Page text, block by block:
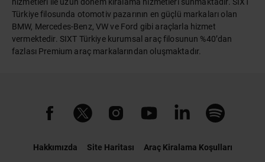
Türkiye filosunda otomotiv pazarının en güçlü markaları olan
BMW, Mercedes-Benz, VW ve Ford gibi araçlarla hizmet
vermektedir. SIXT Türkiye kurumsal araç filosunun %40’dan
fazlası Premium araç markalarından oluşmaktadır.
Hakkımızda Site Haritası Araç Kiralama Koşulları